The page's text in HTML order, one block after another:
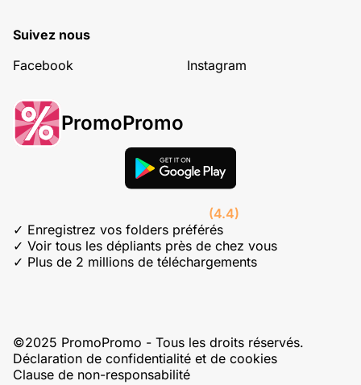
Suivez nous
Facebook
Instagram
PromoPromo
(4.4)
✓ Enregistrez vos folders préférés
✓ Voir tous les dépliants près de chez vous
✓ Plus de 2 millions de téléchargements
©2025 PromoPromo - Tous les droits réservés.
Déclaration de confidentialité et de cookies
Clause de non-responsabilité